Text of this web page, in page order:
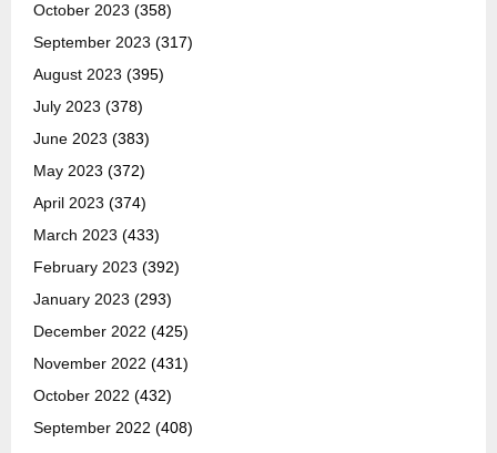
October 2023 (358)
September 2023 (317)
August 2023 (395)
July 2023 (378)
June 2023 (383)
May 2023 (372)
April 2023 (374)
March 2023 (433)
February 2023 (392)
January 2023 (293)
December 2022 (425)
November 2022 (431)
October 2022 (432)
September 2022 (408)